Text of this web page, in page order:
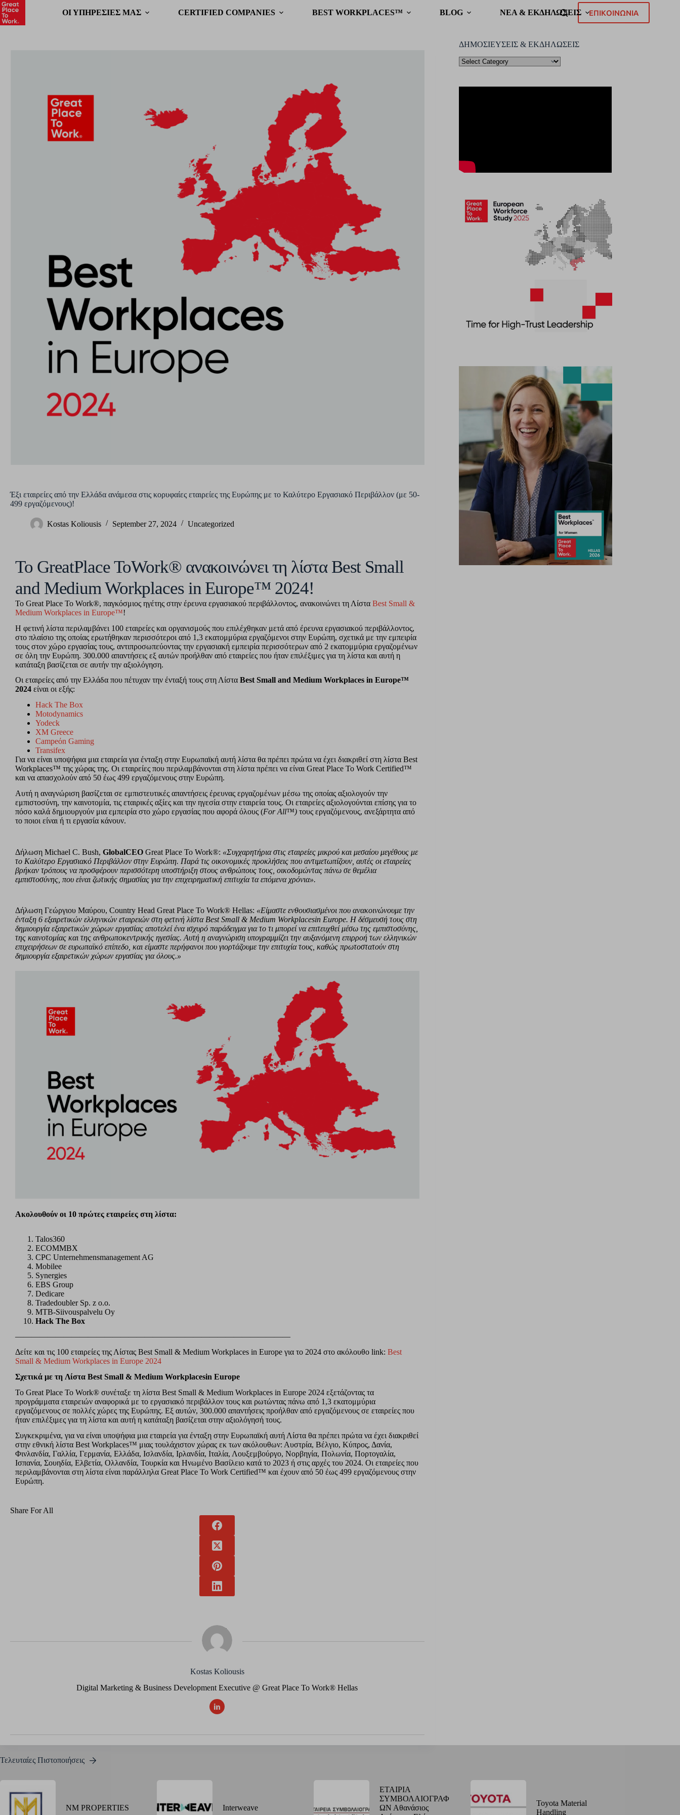
OΙ ΥΠΗΡΕΣΙΕΣ ΜΑΣ CERTIFIED COMPANIES BEST WORKPLACES™ BLOG ΝΕΑ & ΕΚΔΗΛΩΣΕΙΣ ΕΠΙΚΟΙΝΩΝΙΑ
Έξι εταιρείες από την Ελλάδα ανάμεσα στις κορυφαίες εταιρείες της Ευρώπης με το Καλύτερο Εργασιακό Περιβάλλον (με 50-
499 εργαζόμενους)!
Kostas Koliousis September 27, 2024 Uncategorized
Το GreatPlace ToWork® ανακοινώνει τη λίστα Best Small
and Medium Workplaces in Europe™ 2024!
Το Great Place To Work®, παγκόσμιος ηγέτης στην έρευνα εργασιακού περιβάλλοντος, ανακοινώνει τη Λίστα Best Small &
Medium Workplaces in Europe™!
Η φετινή λίστα περιλαμβάνει 100 εταιρείες και οργανισμούς που επιλέχθηκαν μετά από έρευνα εργασιακού περιβάλλοντος,
στο πλαίσιο της οποίας ερωτήθηκαν περισσότεροι από 1,3 εκατομμύρια εργαζόμενοι στην Ευρώπη, σχετικά με την εμπειρία
τους στον χώρο εργασίας τους, αντιπροσωπεύοντας την εργασιακή εμπειρία περισσότερων από 2 εκατομμύρια εργαζομένων
σε όλη την Ευρώπη. 300.000 απαντήσεις εξ αυτών προήλθαν από εταιρείες που ήταν επιλέξιμες για τη λίστα και αυτή η
κατάταξη βασίζεται σε αυτήν την αξιολόγηση.
Οι εταιρείες από την Ελλάδα που πέτυχαν την ένταξή τους στη Λίστα Best Small and Medium Workplaces in Europe™
2024 είναι οι εξής:
Hack The Box
Motodynamics
Yodeck
XM Greece
Campeόn Gaming
Transifex
Για να είναι υποψήφια μια εταιρεία για ένταξη στην Ευρωπαϊκή αυτή λίστα θα πρέπει πρώτα να έχει διακριθεί στη λίστα Best
Workplaces™ της χώρας της. Οι εταιρείες που περιλαμβάνονται στη λίστα πρέπει να είναι Great Place To Work Certified™
και να απασχολούν από 50 έως 499 εργαζόμενους στην Ευρώπη.
Αυτή η αναγνώριση βασίζεται σε εμπιστευτικές απαντήσεις έρευνας εργαζομένων μέσω της οποίας αξιολογούν την
εμπιστοσύνη, την καινοτομία, τις εταιρικές αξίες και την ηγεσία στην εταιρεία τους. Οι εταιρείες αξιολογούνται επίσης για το
πόσο καλά δημιουργούν μια εμπειρία στο χώρο εργασίας που αφορά όλους (For All™) τους εργαζόμενους, ανεξάρτητα από
το ποιοι είναι ή τι εργασία κάνουν.
Δήλωση Michael C. Bush, GlobalCEO Great Place To Work®: «Συγχαρητήρια στις εταιρείες μικρού και μεσαίου μεγέθους με
το Καλύτερο Εργασιακό Περιβάλλον στην Ευρώπη. Παρά τις οικονομικές προκλήσεις που αντιμετωπίζουν, αυτές οι εταιρείες
βρήκαν τρόπους να προσφέρουν περισσότερη υποστήριξη στους ανθρώπους τους, οικοδομώντας πάνω σε θεμέλια
εμπιστοσύνης, που είναι ζωτικής σημασίας για την επιχειρηματική επιτυχία τα επόμενα χρόνια».
Δήλωση Γεώργιου Μαύρου, Country Head Great Place To Work® Hellas: «Είμαστε ενθουσιασμένοι που ανακοινώνουμε την
ένταξη 6 εξαιρετικών ελληνικών εταιρειών στη φετινή λίστα Best Small & Medium Workplacesin Europe. Η δέσμευσή τους στη
δημιουργία εξαιρετικών χώρων εργασίας αποτελεί ένα ισχυρό παράδειγμα για το τι μπορεί να επιτευχθεί μέσω της εμπιστοσύνης,
της καινοτομίας και της ανθρωποκεντρικής ηγεσίας. Αυτή η αναγνώριση υπογραμμίζει την αυξανόμενη επιρροή των ελληνικών
επιχειρήσεων σε ευρωπαϊκό επίπεδο, και είμαστε περήφανοι που γιορτάζουμε την επιτυχία τους, καθώς πρωτοστατούν στη
δημιουργία εξαιρετικών χώρων εργασίας για όλους.»
Ακολουθούν οι 10 πρώτες εταιρείες στη λίστα:
Talos360
ECOMMBX
CPC Unternehmensmanagement AG
Mobilee
Synergies
EBS Group
Dedicare
Tradedoubler Sp. z o.o.
MTB-Siivouspalvelu Oy
Hack The Box
——————————————————————————————————
Δείτε και τις 100 εταιρείες της Λίστας Best Small & Medium Workplaces in Europe για το 2024 στο ακόλουθο link: Best
Small & Medium Workplaces in Europe 2024
Σχετικά με τη Λίστα Best Small & Medium Workplacesin Europe
Το Great Place To Work® συνέταξε τη λίστα Best Small & Medium Workplaces in Europe 2024 εξετάζοντας τα
προγράμματα εταιρειών αναφορικά με το εργασιακό περιβάλλον τους και ρωτώντας πάνω από 1,3 εκατομμύρια
εργαζόμενους σε πολλές χώρες της Ευρώπης. Εξ αυτών, 300.000 απαντήσεις προήλθαν από εργαζόμενους σε εταιρείες που
ήταν επιλέξιμες για τη λίστα και αυτή η κατάταξη βασίζεται στην αξιολόγησή τους.
Συγκεκριμένα, για να είναι υποψήφια μια εταιρεία για ένταξη στην Ευρωπαϊκή αυτή Λίστα θα πρέπει πρώτα να έχει διακριθεί
στην εθνική λίστα Best Workplaces™ μιας τουλάχιστον χώρας εκ των ακόλουθων: Αυστρία, Βέλγιο, Κύπρος, Δανία,
Φινλανδία, Γαλλία, Γερμανία, Ελλάδα, Ισλανδία, Ιρλανδία, Ιταλία, Λουξεμβούργο, Νορβηγία, Πολωνία, Πορτογαλία,
Ισπανία, Σουηδία, Ελβετία, Ολλανδία, Τουρκία και Ηνωμένο Βασίλειο κατά το 2023 ή στις αρχές του 2024. Οι εταιρείες που
περιλαμβάνονται στη λίστα είναι παράλληλα Great Place To Work Certified™ και έχουν από 50 έως 499 εργαζόμενους στην
Ευρώπη.
Share For All
Kostas Koliousis
Digital Marketing & Business Development Executive @ Great Place To Work® Hellas
ΔΗΜΟΣΙΕΥΣΕΙΣ & ΕΚΔΗΛΩΣΕΙΣ
Τελευταίες Πιστοποιήσεις
NM PROPERTIES Interweave
ΕΤΑΙΡΙΑ
ΣΥΜΒΟΛΑΙΟΓΡΑΦ
ΩΝ Αθανάσιος
Toyota Material
Handling